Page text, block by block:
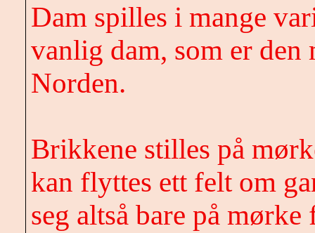
Dam spilles i mange
vanlig dam, som er den
Norden.
Brikkene stilles på
kan flyttes ett felt om
seg altså bare på mørke